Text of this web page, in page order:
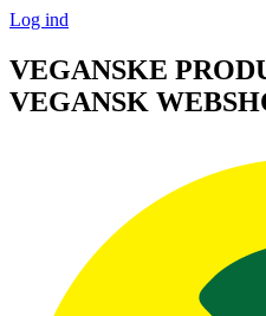
Log ind
VEGANSKE
VEGANSK